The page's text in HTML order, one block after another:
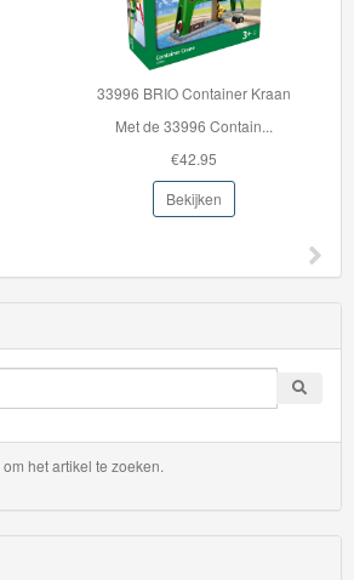
BRIO Container Kraan
Met de 33996 Contain...
het artikel te zoeken.